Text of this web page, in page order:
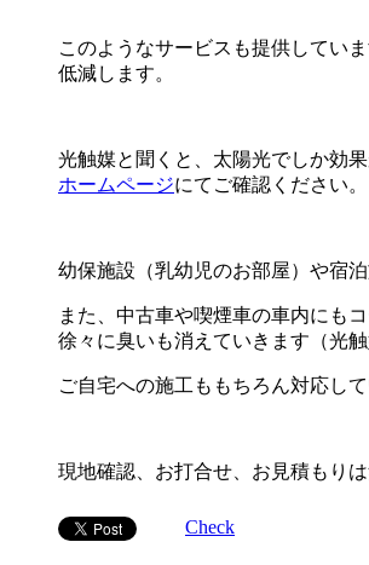
このようなサービスも提供してい
低減します。
光触媒と聞くと、太陽光でしか効
ホームページにてご確認ください。
幼保施設（乳幼児のお部屋）や宿
また、中古車や喫煙車の車内にも
徐々に臭いも消えていきます（光
ご自宅への施工ももちろん対応し
現地確認、お打合せ、お見積もり
Check